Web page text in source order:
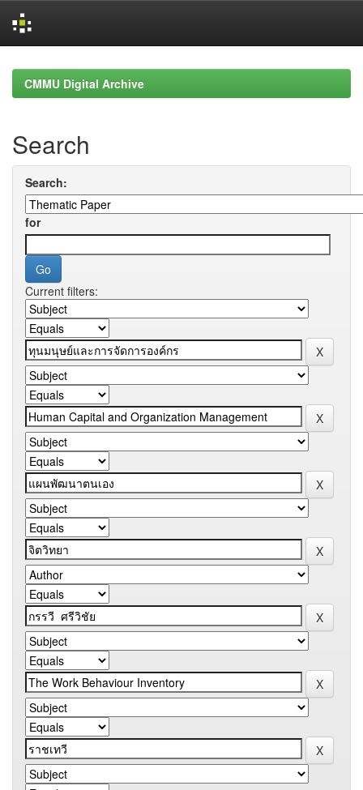
navigationCMMU Digital Archive
Search
Search:
for
Current filters: